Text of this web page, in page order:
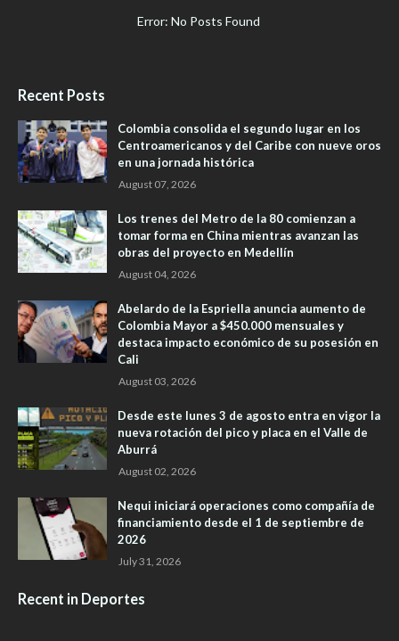
Error: No Posts Found
Recent Posts
Colombia consolida el segundo lugar en los
Centroamericanos y del Caribe con nueve oros
en una jornada histórica
August 07, 2026
Los trenes del Metro de la 80 comienzan a
tomar forma en China mientras avanzan las
obras del proyecto en Medellín
August 04, 2026
Abelardo de la Espriella anuncia aumento de
Colombia Mayor a $450.000 mensuales y
destaca impacto económico de su posesión en
Cali
August 03, 2026
Desde este lunes 3 de agosto entra en vigor la
nueva rotación del pico y placa en el Valle de
Aburrá
August 02, 2026
Nequi iniciará operaciones como compañía de
financiamiento desde el 1 de septiembre de
2026
July 31, 2026
Recent in Deportes